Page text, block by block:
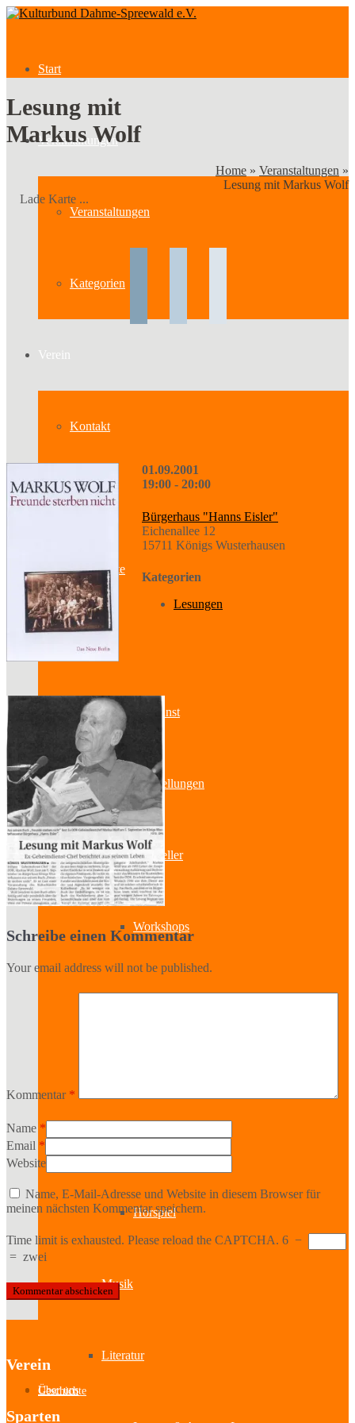
Start
Veranstaltungen
Veranstaltungen
Kategorien
Verein
Kontakt
Über uns
Geschichte
Bildende Kunst
Ausstellungen
Aussteller
Workshops
Darstellende Kunst
Literatur & Film
Hörspiel
Musik
Literatur
Lesung mit
Markus Wolf
Home » Veranstaltungen »
Lesung mit Markus Wolf
Lade Karte ...
01.09.2001
19:00 - 20:00
Bürgerhaus "Hanns Eisler"
Eichenallee 12
15711 Königs Wusterhausen
Kategorien
Lesungen
Schreibe einen Kommentar
Your email address will not be published.
Kommentar *
Name *
Email *
Website
Name, E-Mail-Adresse und Website in diesem Browser für
meinen nächsten Kommentar speichern.
Time limit is exhausted. Please reload the CAPTCHA. 6 −
= zwei
Verein
Über uns
Geschichte
Sparten